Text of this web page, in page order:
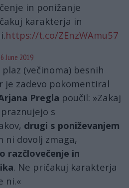
in ponižanje
karakterja in
https://t.co/ZEnzWAmu57
June 2019
(večinoma) besnih
je zadevo pokomentiral
Pregla poučil: »Zakaj
s
drugi s poniževanjem
ni dovolj zmaga,
razčlovečenje in
. Ne pričakuj karakterja
ni.«